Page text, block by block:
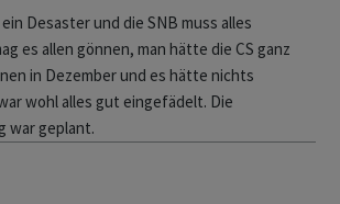
Desaster und die SNB muss alles
es allen gönnen, man hätte die CS ganz
in Dezember und es hätte nichts
wohl alles gut eingefädelt. Die
war geplant.